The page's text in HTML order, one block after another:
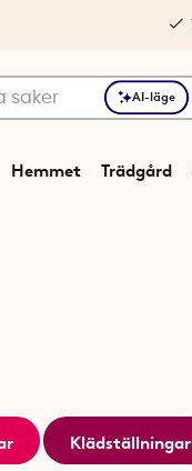
AI-läge
Hemmet Trädgård
Klädställningar